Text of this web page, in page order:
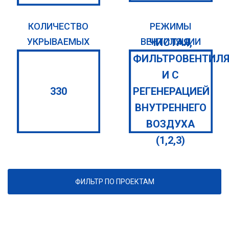
КОЛИЧЕСТВО
УКРЫВАЕМЫХ
330
РЕЖИМЫ
ВЕНТИЛЯЦИИ
ЧИСТАЯ,
И С
РЕГЕНЕРАЦИЕЙ
ВНУТРЕННЕГО
ВОЗДУХА
(1,2,3)
ФИЛЬТР ПО ПРОЕКТАМ